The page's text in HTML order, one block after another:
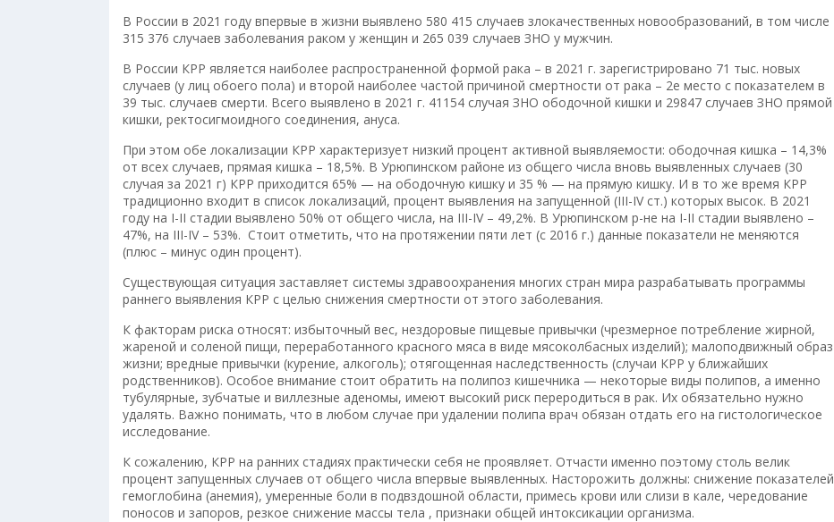
В России в 2021 году впервые в жизни выявлено 580 415 случаев злокачественных новообразований, в том числе
315 376 случаев заболевания раком у женщин и 265 039 случаев ЗНО у мужчин.
В России КРР является наиболее распространенной формой рака – в 2021 г. зарегистрировано 71 тыс. новых
случаев (у лиц обоего пола) и второй наиболее частой причиной смертности от рака – 2е место с показателем в
39 тыс. случаев смерти. Всего выявлено в 2021 г. 41154 случая ЗНО ободочной кишки и 29847 случаев ЗНО прямой
кишки, ректосигмоидного соединения, ануса.
При этом обе локализации КРР характеризует низкий процент активной выявляемости: ободочная кишка – 14,3%
от всех случаев, прямая кишка – 18,5%. В Урюпинском районе из общего числа вновь выявленных случаев (30
случая за 2021 г) КРР приходится 65% — на ободочную кишку и 35 % — на прямую кишку. И в то же время КРР
традиционно входит в список локализаций, процент выявления на запущенной (III-IV ст.) которых высок. В 2021
году на I-II стадии выявлено 50% от общего числа, на III-IV – 49,2%. В Урюпинском р-не на I-II стадии выявлено –
47%, на III-IV – 53%. Стоит отметить, что на протяжении пяти лет (с 2016 г.) данные показатели не меняются
(плюс – минус один процент).
Существующая ситуация заставляет системы здравоохранения многих стран мира разрабатывать программы
раннего выявления КРР с целью снижения смертности от этого заболевания.
К факторам риска относят: избыточный вес, нездоровые пищевые привычки (чрезмерное потребление жирной,
жареной и соленой пищи, переработанного красного мяса в виде мясоколбасных изделий); малоподвижный образ
жизни; вредные привычки (курение, алкоголь); отягощенная наследственность (случаи КРР у ближайших
родственников). Особое внимание стоит обратить на полипоз кишечника — некоторые виды полипов, а именно
тубулярные, зубчатые и виллезные аденомы, имеют высокий риск переродиться в рак. Их обязательно нужно
удалять. Важно понимать, что в любом случае при удалении полипа врач обязан отдать его на гистологическое
исследование.
К сожалению, КРР на ранних стадиях практически себя не проявляет. Отчасти именно поэтому столь велик
процент запущенных случаев от общего числа впервые выявленных. Насторожить должны: снижение показателей
гемоглобина (анемия), умеренные боли в подвздошной области, примесь крови или слизи в кале, чередование
поносов и запоров, резкое снижение массы тела , признаки общей интоксикации организма.